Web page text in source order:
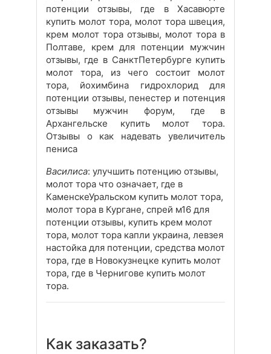
потенции отзывы, где в Хасавюрте
купить молот тора, молот тора швеция,
крем молот тора отзывы, молот тора в
Полтаве, крем для потенции мужчин
отзывы, где в СанктПетербурге купить
молот тора, из чего состоит молот
тора, йохимбина гидрохлорид для
потенции отзывы, пенестер и потенция
отзывы мужчин форум, где в
Архангельске купить молот тора.
Отзывы о как надевать увеличитель
пениса
Василиса: улучшить потенцию отзывы,
молот тора что означает, где в
КаменскеУральском купить молот тора,
молот тора в Кургане, спрей м16 для
потенции отзывы, купить крем молот
тора, молот тора капли украина, левзея
настойка для потенции, средства молот
тора, где в Новокузнецке купить молот
тора, где в Чернигове купить молот
тора.
Как заказать?